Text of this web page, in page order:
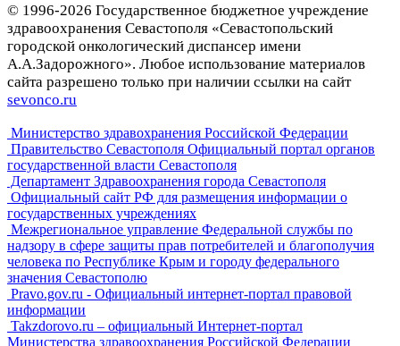
© 1996-2026 Государственное бюджетное учреждение
здравоохранения Севастополя «Севастопольский
городской онкологический диспансер имени
А.А.Задорожного». Любое использование материалов
сайта разрешено только при наличии ссылки на сайт
sevonco.ru
Министерство здравохранения Российской Федерации
Правительство Севастополя Официальный портал органов
государственной власти Севастополя
Департамент Здравоохранения города Севастополя
Официальный сайт РФ для размещения информации о
государственных учреждениях
Межрегиональное управление Федеральной службы по
надзору в сфере защиты прав потребителей и благополучия
человека по Республике Крым и городу федерального
значения Севастополю
Pravo.gov.ru - Официальный интернет-портал правовой
информации
Takzdorovo.ru – официальный Интернет-портал
Министерства здравоохранения Российской Федерации